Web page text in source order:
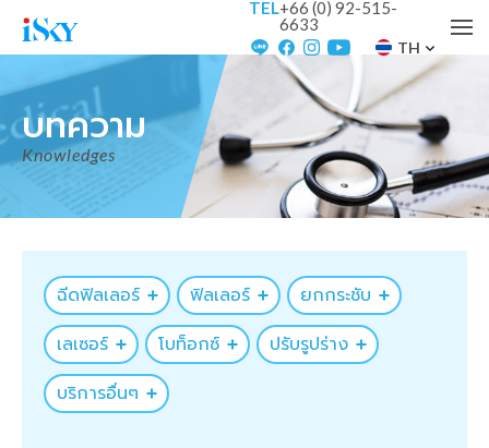
TEL+66 (0) 92-515-
6633
TH
บทความ
Knowledges
ฉีดฟิลเลอร์ ฟิลเลอร์
ยกกระชับ
เลเซอร์
โบท็อกซ์
ปรับรูปร่าง
บริการอื่นๆ